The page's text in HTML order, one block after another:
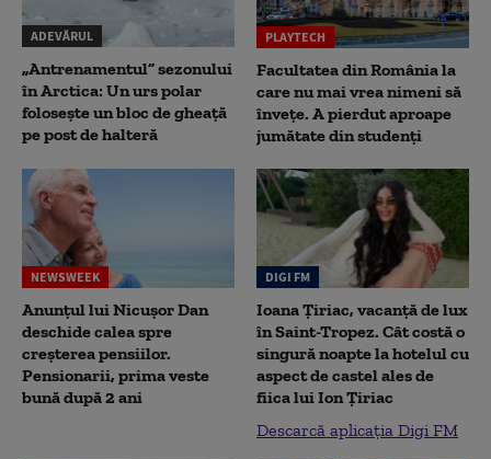
ADEVĂRUL
„Antrenamentul” sezonului
în Arctica: Un urs polar
folosește un bloc de gheață
pe post de halteră
PLAYTECH
Facultatea din România la
care nu mai vrea nimeni să
înveţe. A pierdut aproape
jumătate din studenţi
NEWSWEEK
Anunțul lui Nicușor Dan
deschide calea spre
creșterea pensiilor.
Pensionarii, prima veste
bună după 2 ani
DIGI FM
Ioana Țiriac, vacanță de lux
în Saint-Tropez. Cât costă o
singură noapte la hotelul cu
aspect de castel ales de
fiica lui Ion Țiriac
Descarcă aplicația Digi FM